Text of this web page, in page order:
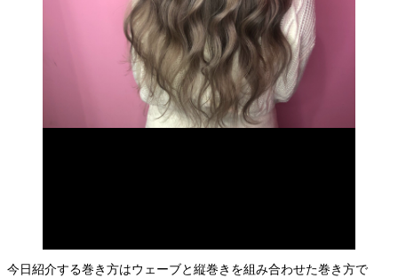
今日紹介する巻き方はウェーブと縦巻きを組み合わせた巻き方で